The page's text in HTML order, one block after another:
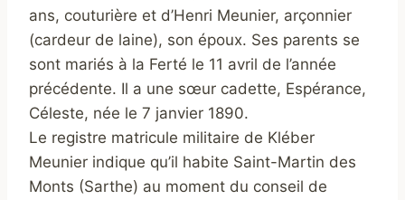
ans, couturière et d’Henri Meunier, arçonnier
(cardeur de laine), son époux. Ses parents se
sont mariés à la Ferté le 11 avril de l’année
précédente. Il a une sœur cadette, Espérance,
Céleste, née le 7 janvier 1890.
Le registre matricule militaire de Kléber
Meunier indique qu’il habite Saint-Martin des
Monts (Sarthe) au moment du conseil de